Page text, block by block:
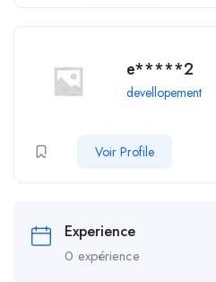
e*****2
devellopement
Voir Profile
Experience
0 expérience